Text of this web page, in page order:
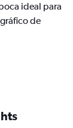
ideal para
de